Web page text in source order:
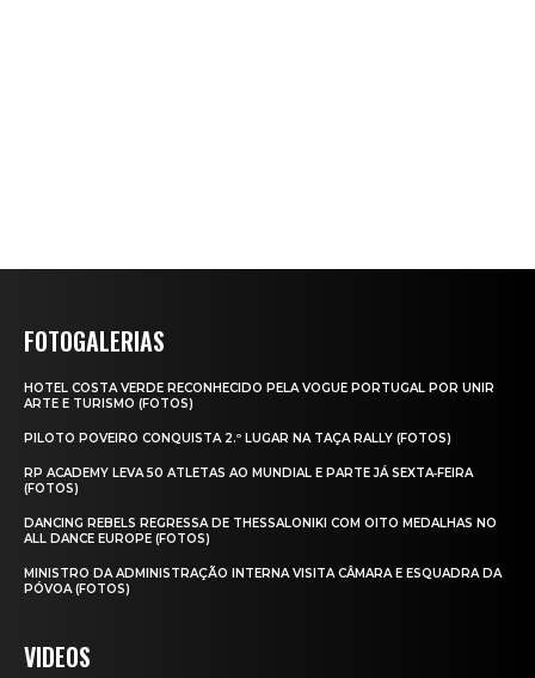
FOTOGALERIAS
HOTEL COSTA VERDE RECONHECIDO PELA VOGUE PORTUGAL POR UNIR
ARTE E TURISMO (FOTOS)
PILOTO POVEIRO CONQUISTA 2.º LUGAR NA TAÇA RALLY (FOTOS)
RP ACADEMY LEVA 50 ATLETAS AO MUNDIAL E PARTE JÁ SEXTA‑FEIRA
(FOTOS)
DANCING REBELS REGRESSA DE THESSALONIKI COM OITO MEDALHAS NO
ALL DANCE EUROPE (FOTOS)
MINISTRO DA ADMINISTRAÇÃO INTERNA VISITA CÂMARA E ESQUADRA DA
PÓVOA (FOTOS)
VIDEOS